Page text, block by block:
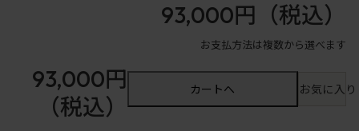
93,000円 （税込）
お支払方法は複数から選べます
93,000円
（税込）
カートへ お気に入